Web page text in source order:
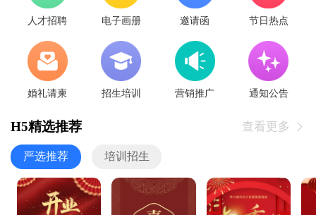
人才招聘 电子画册 邀请函 节日热点
婚礼请柬 招生培训 营销推广 通知公告
H5精选推荐 查看更多 
严选推荐 培训招生